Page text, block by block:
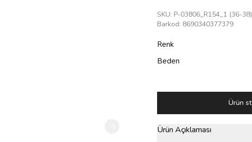
SKU: P-03806_R154_1 (36-38)
Barkod: 8690340377379
Renk
Beden
Ürün
Ürün Açıklaması